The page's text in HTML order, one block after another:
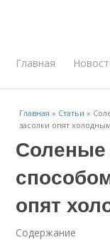
Главная
Главная » Статьи »
засолки опят
опят
Содержание